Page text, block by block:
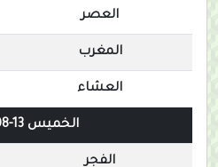
العصر
المغرب
العشاء
الخميس 13-08-2026
الفجر